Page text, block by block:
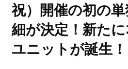
祝）開催の初の
細が決定！新た
ユニットが誕生！